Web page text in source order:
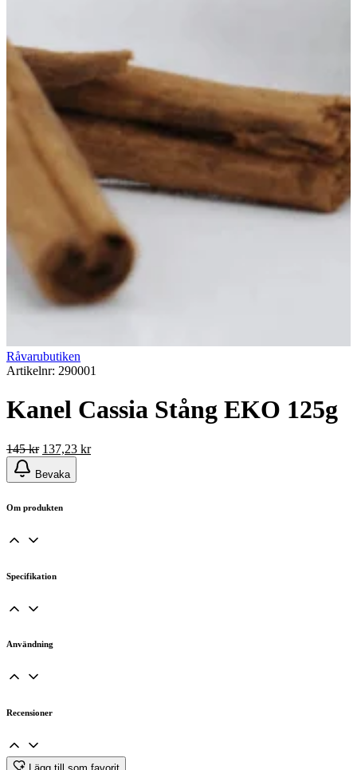
Råvarubutiken
Artikelnr: 290001
Kanel Cassia Stång EKO 125g
145kr Det
ursprungliga
priset
145 kr.
137,23 krDet
Bevaka
Om produkten
Specifikation
Användning
Recensioner